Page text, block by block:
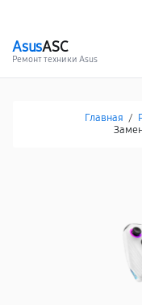
AsusASC
Ремонт техники Asus
Главная /